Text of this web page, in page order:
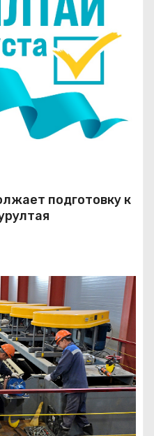
подготовку к